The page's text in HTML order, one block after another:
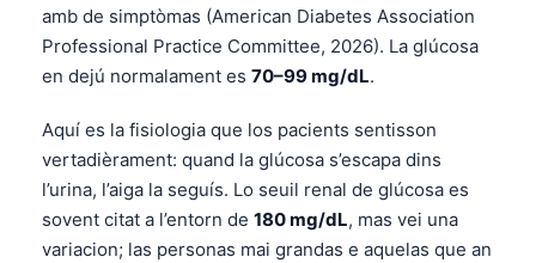
amb de simptòmas (American Diabetes Association
Professional Practice Committee, 2026). La glúcosa
en dejú normalament es 70–99 mg/dL.
Aquí es la fisiologia que los pacients sentisson
vertadièrament: quand la glúcosa s’escapa dins
l’urina, l’aiga la seguís. Lo seuil renal de glúcosa es
sovent citat a l’entorn de 180 mg/dL, mas vei una
variacion; las personas mai grandas e aquelas que an